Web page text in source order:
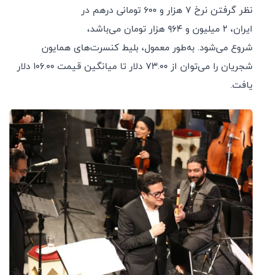
نظر گرفتن نرخ ۷ هزار و ۶۰۰ تومانی درهم در
ایران، ۲ میلیون و ۹۶۴ هزار تومان می‌باشد،
شروع می‌شود. به‌طور معمول، بلیط کنسرت‌های همایون
شجریان را می‌توان از ۷۳.۰۰ دلار تا میانگین قیمت ۱۰۶.۰۰ دلار
یافت.